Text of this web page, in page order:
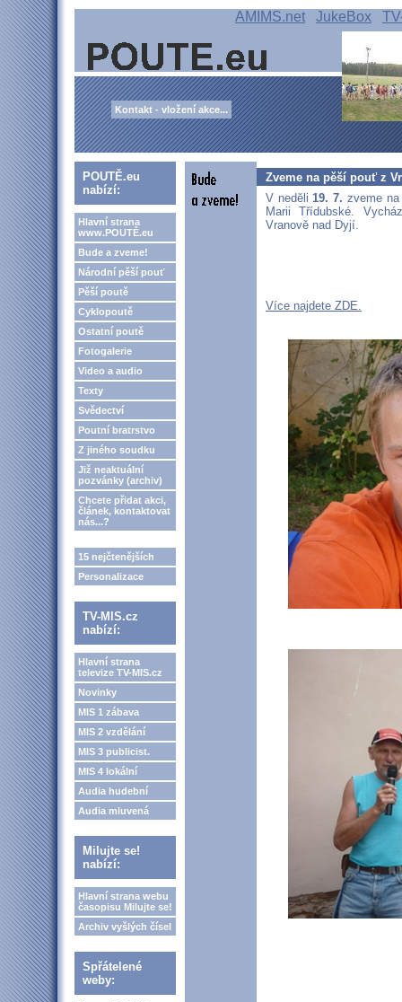
AMIMS.net JukeBox
Kontakt - vložení akce...
POUTĚ.eu
nabízí:
Hlavní strana
www.POUTĚ.eu
Bude a zveme!
Národní pěší pouť
Pěší poutě
Cyklopoutě
Ostatní poutě
Fotogalerie
Video a audio
Texty
Svědectví
Poutní bratrstvo
Z jiného soudku
Již neaktuální
pozvánky (archiv)
Chcete přidat akci,
článek, kontaktovat
nás...?
15 nejčtenějších
Personalizace
TV-MIS.cz
nabízí:
Hlavní strana
televize TV-MIS.cz
Novinky
MIS 1 zábava
MIS 2 vzdělání
MIS 3 publicist.
MIS 4 lokální
Audia hudební
Audia mluvená
Milujte se!
nabízí:
Hlavní strana webu
časopisu Milujte se!
Archiv vyšlých čísel
Spřátelené
weby:
Zveme na pěší pouť z
V neděli19. 7. zveme
Marii Třídubské.
Vranově nad Dyjí.
Více najdete ZDE.